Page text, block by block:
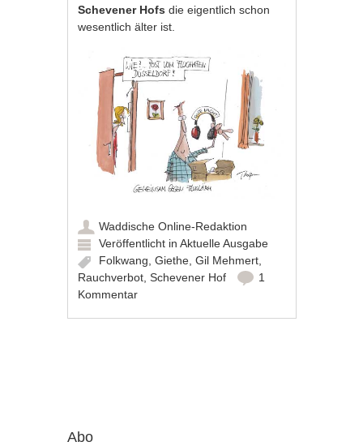
Schevener Hofs die eigentlich schon
wesentlich älter ist.
Waddische Online-Redaktion
Veröffentlicht inAktuelle Ausgabe
Folkwang ,Giethe ,Gil Mehmert
Rauchverbot ,Schevener Hof
1
Kommentar
Abo